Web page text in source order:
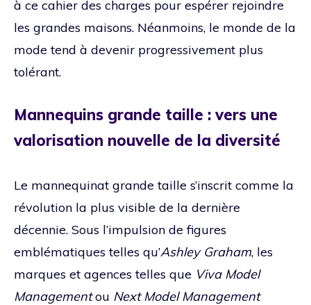
à ce cahier des charges pour espérer rejoindre
les grandes maisons. Néanmoins, le monde de la
mode tend à devenir progressivement plus
tolérant.
Mannequins grande taille : vers une
valorisation nouvelle de la diversité
Le mannequinat grande taille s’inscrit comme la
révolution la plus visible de la dernière
décennie. Sous l’impulsion de figures
emblématiques telles qu’Ashley Graham, les
marques et agences telles que Viva Model
Managementou Next Model Management